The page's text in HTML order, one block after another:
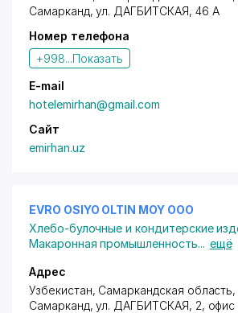
Самарканд,ул. ДАГБИТСКАЯ, 46 А
Номер телефона
+998...Показать
E-mail
hotelemirhan@gmail.com
Сайт
emirhan.uz
EVRO OSIYO OLTIN MOY ООО
Хлебо-булочные и кондитерские
Макаронная промышленность... ещё
Адрес
Узбекистан, Самаркандская область,
Самарканд,ул. ДАГБИТСКАЯ, 2, офис